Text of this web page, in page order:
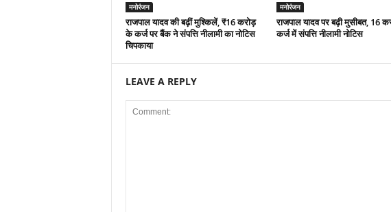
मनोरंजन
राजपाल यादव की बढ़ीं मुश्किलें, ₹16 करोड़
के कर्ज पर बैंक ने संपत्ति नीलामी का नोटिस
चिपकाया
मनोरंजन
राजपाल यादव पर बढ़ी मुसीबत, 16
कर्ज में संपत्ति नीलामी नोटिस
LEAVE A REPLY